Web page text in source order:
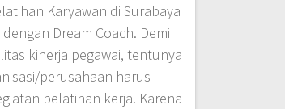
Karyawan di Surabaya
Dream Coach. Demi
kinerja pegawai, tentunya
perusahaan harus
pelatihan kerja. Karena